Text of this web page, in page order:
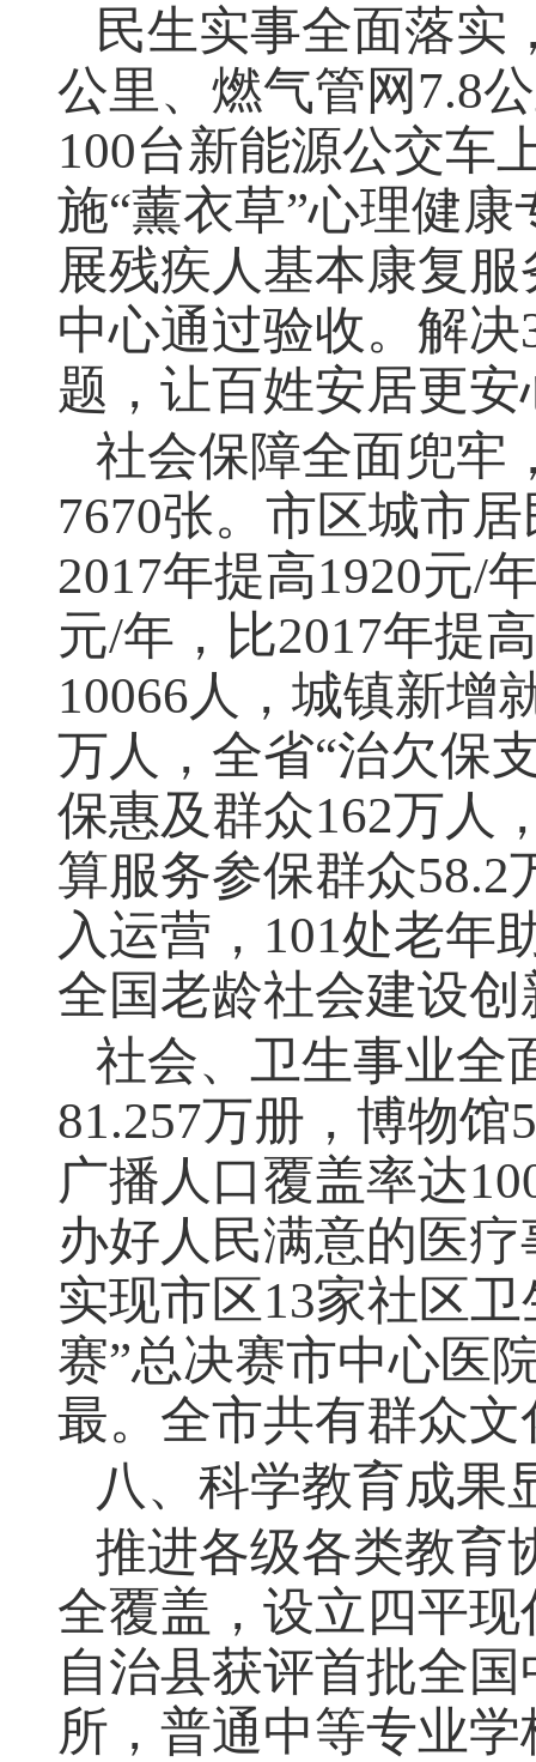
民生实事全面落实
公里、燃气管网 7.8
100台新能源公交车
施“薰衣草”心理健
展残疾人基本康复
中心通过验收。解决
题，让百姓安居更安
社会保障全面兜牢
7670张。市区城市
2017年提高1920元/
元/年，比2017年提高
10066人，城镇新增
万人，全省“治欠保
保惠及群众162万人
算服务参保群众58.2
入运营， 101处老年
全国老龄社会建设创
社会、卫生事业全
81.257万册，博物馆5
广播人口覆盖率达
办好人民满意的医
实现市区 13家社区
赛”总决赛市中心医
最。全市共有群众
八、科学教育成果
推进各级各类教育
全覆盖，设立四平
自治县获评首批全
所，普通中等专业学